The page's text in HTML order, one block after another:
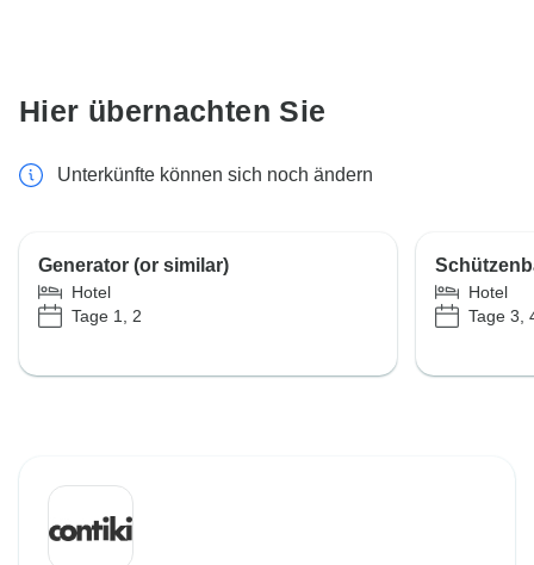
Hier übernachten Sie
Unterkünfte können sich noch ändern
Generator (or similar)
Hotel
Tage 1, 2
Hotel
Tage 3,